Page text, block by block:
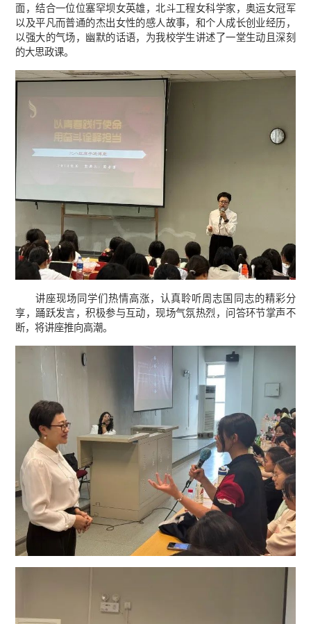
面，结合一位位塞罕坝女英雄，北斗工程女科学家，奥运女冠军
以及平凡而普通的杰出女性的感人故事，和个人成长创业经历，
以强大的气场，幽默的话语，为我校学生讲述了一堂生动且深刻
的大思政课。
讲座现场同学们热情高涨，认真聆听周志国同志的精彩分
享，踊跃发言，积极参与互动，现场气氛热烈，问答环节掌声不
断，将讲座推向高潮。